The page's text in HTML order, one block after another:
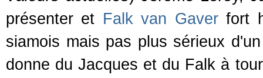
présenter et Falk van Gaverfort
siamois mais pas plus sérieux
donne du Jacques et du Falk à